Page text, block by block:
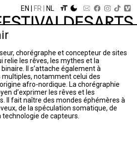
EN FR NL
chorégraphe et concepteur de sites
relie les rêves, les mythes et la
Il s’attache également à
notamment celui des
afro-nordique. La chorégraphie
d’exprimer les rêves et les
Il fait naître des mondes éphémères à
de la spéculation somatique, de
technologie de capteurs.